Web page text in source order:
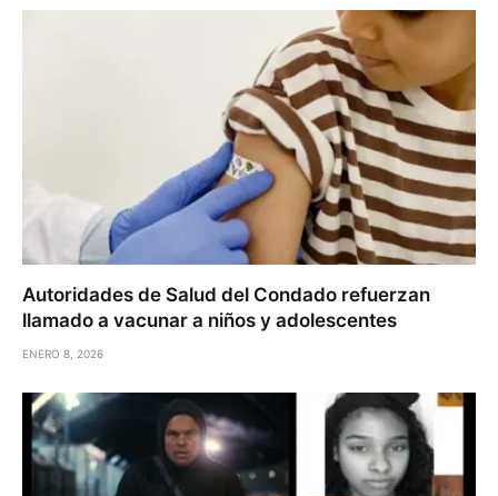
Autoridades de Salud del Condado refuerzan
llamado a vacunar a niños y adolescentes
ENERO 8, 2026